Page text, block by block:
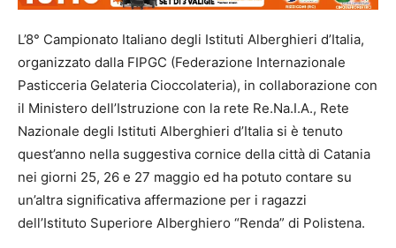
L’8° Campionato Italiano degli Istituti Alberghieri d’Italia,
organizzato dalla FIPGC (Federazione Internazionale
Pasticceria Gelateria Cioccolateria), in collaborazione con
il Ministero dell’Istruzione con la rete Re.Na.I.A., Rete
Nazionale degli Istituti Alberghieri d’Italia si è tenuto
quest’anno nella suggestiva cornice della città di Catania
nei giorni 25, 26 e 27 maggio ed ha potuto contare su
un’altra significativa affermazione per i ragazzi
dell’Istituto Superiore Alberghiero “Renda” di Polistena.